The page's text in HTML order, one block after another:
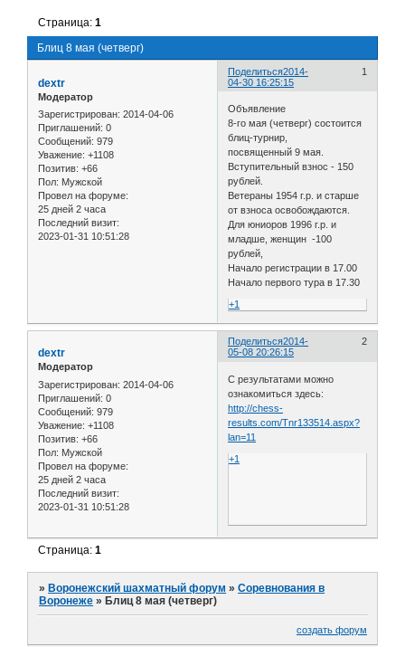
Блиц 8 мая (четверг)
Страница:1
Поделиться 1
2014-
04-30 16:25:15
dextr
Модератор
Зарегистрирован: 2014-04-06
Приглашений: 0
Сообщений: 979
Уважение: +1108
Позитив: +66
Пол: Мужской
Провел на форуме:
25 дней 2 часа
Последний визит:
2023-01-31 10:51:28
Объявление
8-го мая (четверг) состоится
блиц-турнир,
посвященный 9 мая.
Вступительный взнос - 150
рублей.
Ветераны 1954 г.р. и старше
от взноса освобождаются.
Для юниоров 1996 г.р. и
младше, женщин -100
рублей,
Начало регистрации в 17.00
Начало первого тура в 17.30
+1
Поделиться 2
2014-
05-08 20:26:15
dextr
Модератор
Зарегистрирован: 2014-04-06
Приглашений: 0
Сообщений: 979
Уважение: +1108
Позитив: +66
Пол: Мужской
Провел на форуме:
25 дней 2 часа
Последний визит:
2023-01-31 10:51:28
С результатами можно
ознакомиться здесь:
http://chess-
results.com/Tnr133514.aspx?
lan=11
+1
Страница:1
» Воронежский шахматный форум »Соревнования в
Воронеже » Блиц 8 мая (четверг)
создать форум